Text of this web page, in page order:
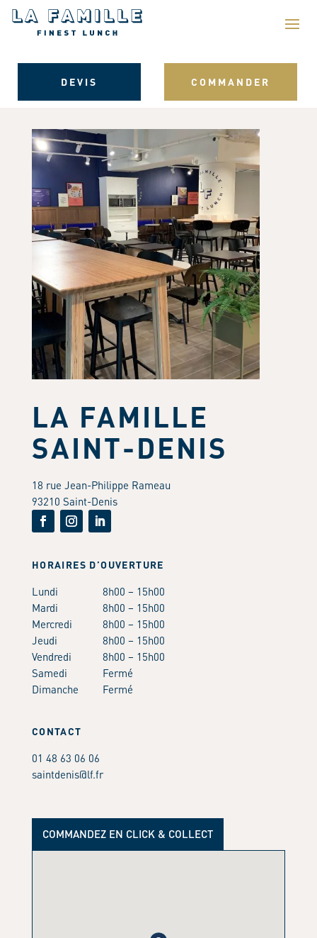
DEVIS COMMANDER
LA FAMILLE
SAINT-DENIS
18 rue Jean-Philippe Rameau
93210 Saint-Denis
HORAIRES D’OUVERTURE
Lundi
8h00 – 15h00
Mardi
8h00 – 15h00
Mercredi
8h00 – 15h00
Jeudi
8h00 – 15h00
Vendredi
8h00 – 15h00
Samedi
Fermé
Dimanche
Fermé
CONTACT
01 48 63 06 06
saintdenis@lf.fr
COMMANDEZ EN CLICK & COLLECT